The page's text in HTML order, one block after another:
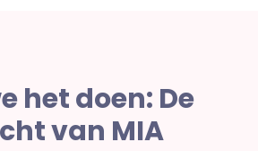
het doen: De
van MIA